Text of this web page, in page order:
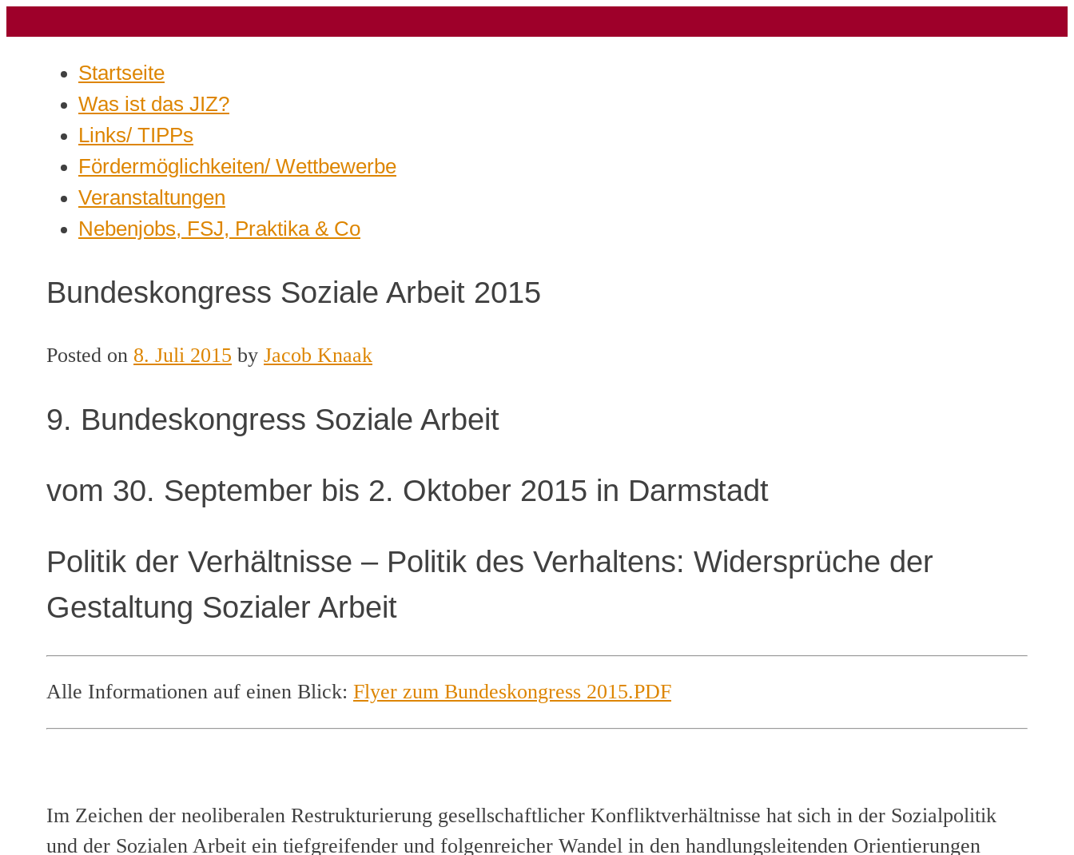
Startseite
Was ist das JIZ?
Links/ TIPPs
Fördermöglichkeiten/ Wettbewerbe
Veranstaltungen
Nebenjobs, FSJ, Praktika & Co
Bundeskongress Soziale Arbeit 2015
Posted on 8. Juli 2015 by Jacob Knaak
9. Bundeskongress Soziale Arbeit
vom 30. September bis 2. Oktober 2015 in Darmstadt
Politik der Verhältnisse – Politik des Verhaltens: Widersprüche der
Gestaltung Sozialer Arbeit
Alle Informationen auf einen Blick: Flyer zum Bundeskongress 2015.PDF
Im Zeichen der neoliberalen Restrukturierung gesellschaftlicher Konfliktverhältnisse hat sich in der Sozialpolitik
und der Sozialen Arbeit ein tiefgreifender und folgenreicher Wandel in den handlungsleitenden Orientierungen